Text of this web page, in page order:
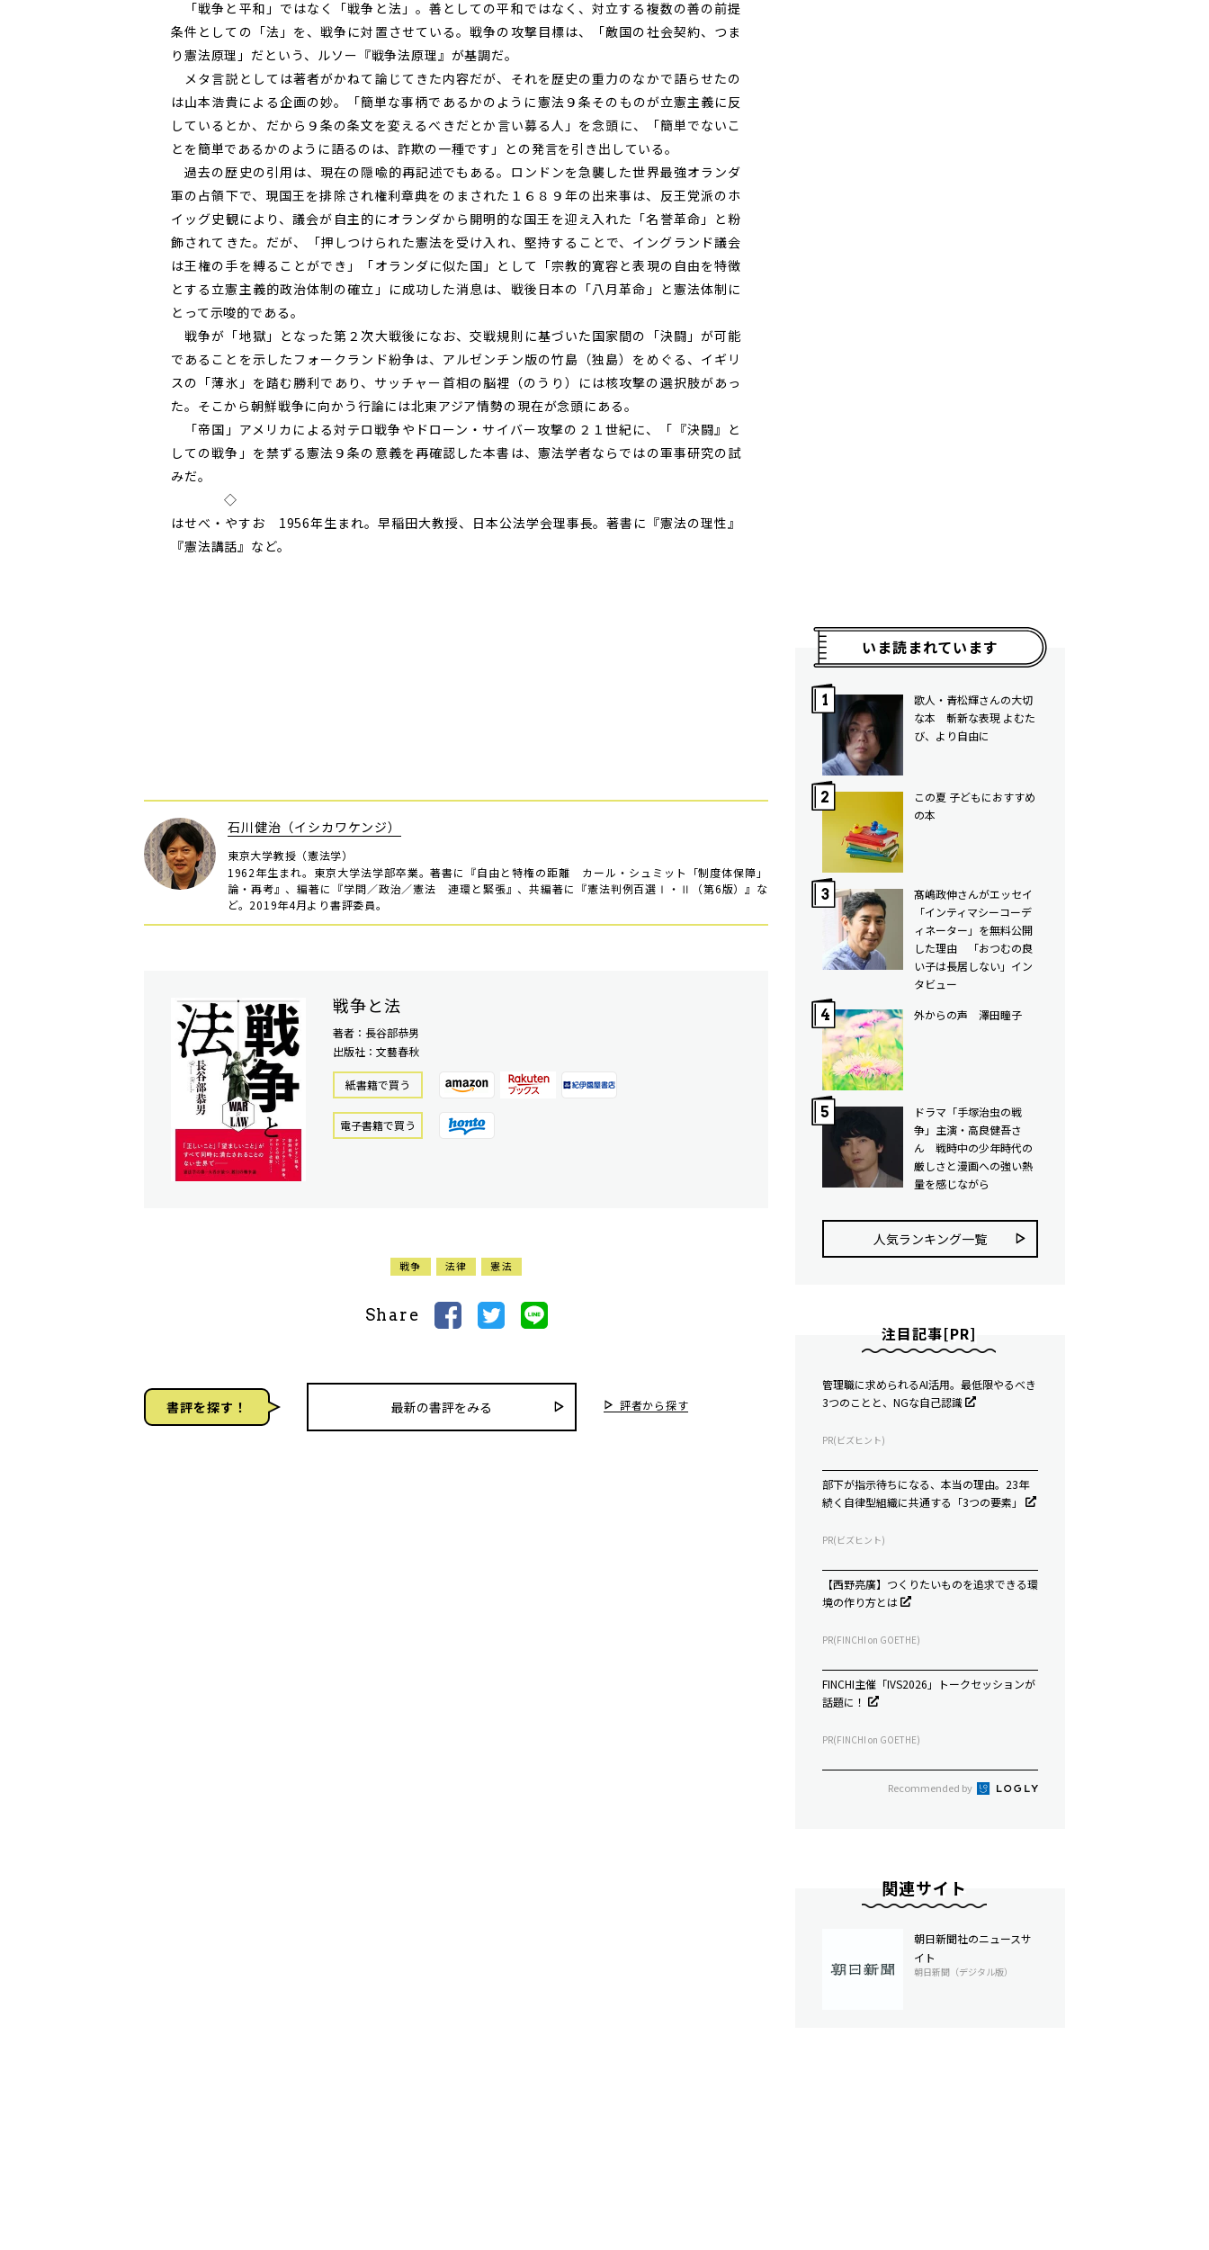
「戦争と平和」ではなく「戦争と法」。善としての平和ではなく、対立する複数の善の前提
条件としての「法」を、戦争に対置させている。戦争の攻撃目標は、「敵国の社会契約、つま
り憲法原理」だという、ルソー『戦争法原理』が基調だ。
メタ言説としては著者がかねて論じてきた内容だが、それを歴史の重力のなかで語らせたの
は山本浩貴による企画の妙。「簡単な事柄であるかのように――憲法９条そのものが立憲主義に反
しているとか、だから９条の条文を変えるべきだとか――言い募る人」を念頭に、「簡単でないこ
とを簡単であるかのように語るのは、詐欺の一種です」との発言を引き出している。
過去の歴史の引用は、現在の隠喩的再記述でもある。ロンドンを急襲した世界最強オランダ
軍の占領下で、現国王を排除され権利章典をのまされた１６８９年の出来事は、反王党派のホ
イッグ史観により、議会が自主的にオランダから開明的な国王を迎え入れた「名誉革命」と粉
飾されてきた。だが、「押しつけられた憲法を受け入れ、堅持することで、イングランド議会
は王権の手を縛ることができ」「オランダに似た国」として「宗教的寛容と表現の自由を特徴
とする立憲主義的政治体制の確立」に成功した消息は、戦後日本の「八月革命」と憲法体制に
とって示唆的である。
戦争が「地獄」となった第２次大戦後になお、交戦規則に基づいた国家間の「決闘」が可能
であることを示したフォークランド紛争は、アルゼンチン版の竹島（独島）をめぐる、イギリ
スの「薄氷」を踏む勝利であり、サッチャー首相の脳裡（のうり）には核攻撃の選択肢があっ
た。そこから朝鮮戦争に向かう行論には北東アジア情勢の現在が念頭にある。
「帝国」アメリカによる対テロ戦争やドローン・サイバー攻撃の２１世紀に、「『決闘』と
しての戦争」を禁ずる憲法９条の意義を再確認した本書は、憲法学者ならではの軍事研究の試
みだ。
◇
はせべ・やすお 1956年生まれ。早稲田大教授、日本公法学会理事長。著書に『憲法の理性』
『憲法講話』など。
石川健治（イシカワケンジ）
東京大学教授（憲法学）
1962年生まれ。東京大学法学部卒業。著書に『自由と特権の距離 カール・シュミット「制度体保障」
論・再考』、編著に『学問／政治／憲法 連環と緊張』、共編著に『憲法判例百選Ⅰ・Ⅱ（第6版）』な
ど。2019年4月より書評委員。
戦争と法
著者：長谷部恭男
出版社：文藝春秋
紙書籍で買う
電⼦書籍で買う
戦争 法律 憲法
Share
書評を探す！ 最新の書評をみる 評者から探す
いま読まれています
歌人・青松輝さんの大切
な本 斬新な表現 よむた
び、より自由に
この夏 子どもにおすすめ
の本
髙嶋政伸さんがエッセイ
「インティマシーコーデ
ィネーター」を無料公開
した理由 「おつむの良
い子は長居しない」イン
タビュー
外からの声 澤田瞳子
ドラマ「手塚治虫の戦
争」主演・高良健吾さ
ん 戦時中の少年時代の
厳しさと漫画への強い熱
量を感じながら
人気ランキング⼀覧
注目記事[PR]
管理職に求められるAI活用。最低限やるべき
3つのことと、NGな自己認識
PR(ビズヒント)
部下が指示待ちになる、本当の理由。23年
続く自律型組織に共通する「3つの要素」
PR(ビズヒント)
【西野亮廣】つくりたいものを追求できる環
境の作り方とは
PR(FINCHI on GOETHE)
FINCHI主催「IVS2026」トークセッションが
話題に！
PR(FINCHI on GOETHE)
Recommended by
関連サイト
朝日新聞社のニュースサ
イト
朝日新聞（デジタル版）